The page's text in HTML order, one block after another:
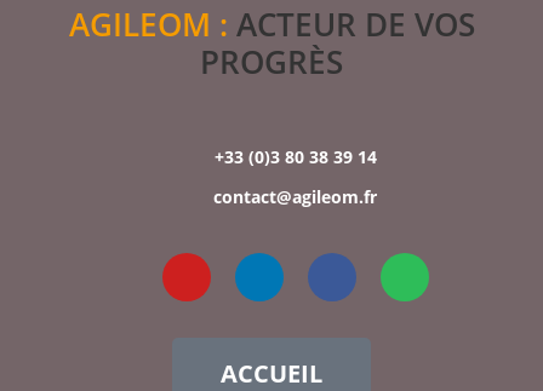
AGILEOM : ACTEUR DE VOS
PROGRÈS
+33 (0)3 80 38 39 14
contact@agileom.fr
ACCUEIL